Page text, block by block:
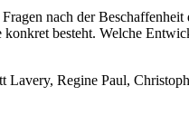
nach der
besteht. Welche
Regine Paul,